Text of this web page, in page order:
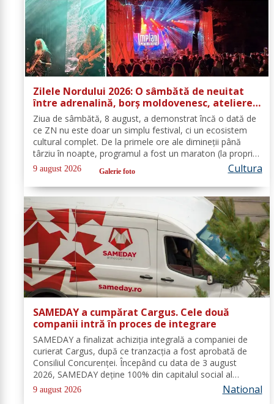
Zilele Nordului 2026: O sâmbătă de neuitat
între adrenalină, borș moldovenesc, ateliere
și concerte
Ziua de sâmbătă, 8 august, a demonstrat încă o dată de
ce ZN nu este doar un simplu festival, ci un ecosistem
cultural complet. De la primele ore ale dimineții până
târziu în noapte, programul a fost un maraton (la propriu
și la figurat) de emoții, gusturi, dezbateri și decibeli,
transformând...
9 august 2026 Galerie foto Cultura
SAMEDAY a cumpărat Cargus. Cele două
companii intră în proces de integrare
SAMEDAY a finalizat achiziția integrală a companiei de
curierat Cargus, după ce tranzacția a fost aprobată de
Consiliul Concurenței. Începând cu data de 3 august
2026, SAMEDAY deține 100% din capitalul social al
Cargus, au anunțat marți, 4 august, reprezentanții
companiei. Companiile nu au anunțat...
9 august 2026 National